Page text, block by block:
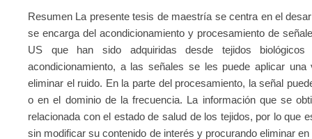
Resumen La presente tesis de maestría se centra en el
se encarga del acondicionamiento y procesamiento de
US que han sido adquiridas desde tejidos biológicos
acondicionamiento, a las señales se les puede aplicar
eliminar el ruido. En la parte del procesamiento, la señal
o en el dominio de la frecuencia. La información que se
relacionada con el estado de salud de los tejidos, por lo que
sin modificar su contenido de interés y procurando eliminar